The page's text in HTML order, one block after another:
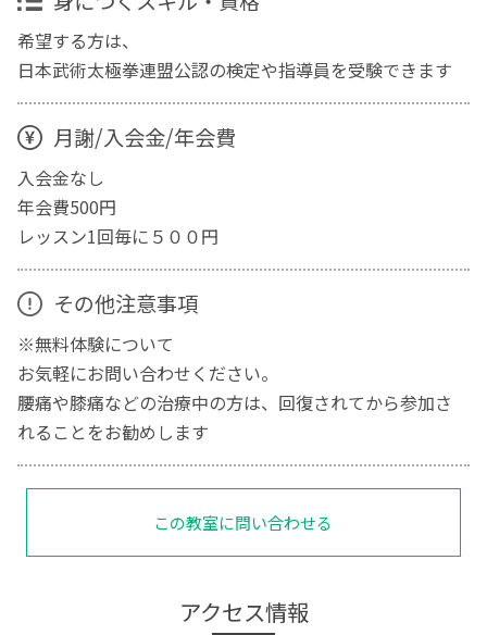
希望する方は、
日本武術太極拳連盟公認の検定や指導員を受験できます
月謝/入会金/年会費
入会金なし
年会費500円
レッスン1回毎に５００円
その他注意事項
※無料体験について
お気軽にお問い合わせください。
腰痛や膝痛などの治療中の方は、回復されてから参加さ
れることをお勧めします
この教室に問い合わせる
アクセス情報